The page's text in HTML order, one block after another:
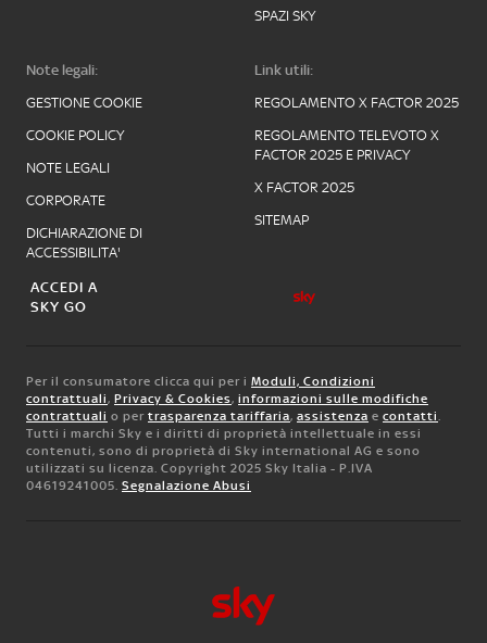
SPAZI SKY
Note legali:
GESTIONE COOKIE
COOKIE POLICY
NOTE LEGALI
CORPORATE
DICHIARAZIONE DI
ACCESSIBILITA'
Link utili:
REGOLAMENTO X FACTOR 2025
REGOLAMENTO TELEVOTO X
FACTOR 2025 E PRIVACY
X FACTOR 2025
SITEMAP
ACCEDI A
SKY GO
Per il consumatore clicca qui per i Moduli, Condizioni
contrattuali, Privacy & Cookies, informazioni sulle modifiche
contrattuali o per trasparenza tariffaria, assistenza e contatti.
Tutti i marchi Sky e i diritti di proprietà intellettuale in essi
contenuti, sono di proprietà di Sky international AG e sono
utilizzati su licenza. Copyright 2025 Sky Italia - P.IVA
04619241005. Segnalazione Abusi